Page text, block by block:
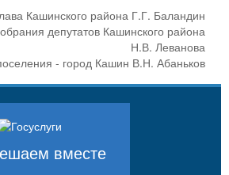
Кашинского района Г.Г. Баландин
депутатов Кашинского района
Н.В. Леванова
- город Кашин В.Н. Абаньков
вместе